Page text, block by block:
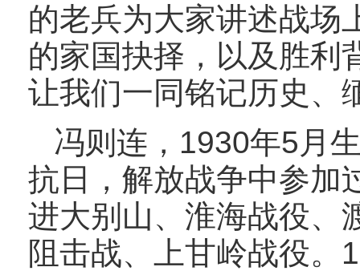
的老兵为大家讲述战场
的家国抉择，以及胜利
让我们一同铭记历史、
冯则连，1930年5月
抗日，解放战争中参加
进大别山、淮海战役、
阻击战、上甘岭战役。